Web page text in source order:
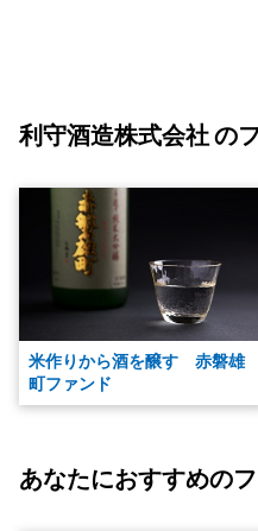
利守酒造株式会社 の
米作りから酒を醸す 赤磐雄
町ファンド
あなたにおすすめの